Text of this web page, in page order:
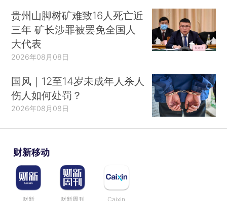
贵州山脚树矿难致16人死亡近
三年 矿长涉罪被罢免全国人
大代表
2026年08月08日
国风｜12至14岁未成年人杀人
伤人如何处罚？
2026年08月08日
财新移动
财新 财新周刊 Caixin